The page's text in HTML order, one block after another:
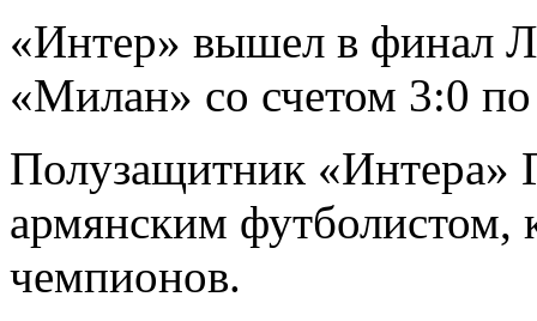
«Интер» вышел в финал
«Милан» со счетом 3:0
Полузащитник «Интера»
армянским
чемпионов.